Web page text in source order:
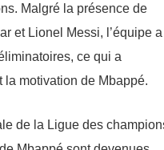
Malgré la présence de
et Lionel Messi, l’équipe a
ce qui a
la motivation de Mbappé.
de la Ligue des